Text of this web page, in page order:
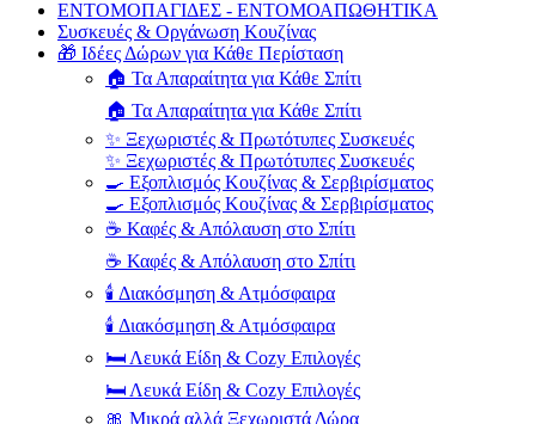
ΕΝΤΟΜΟΠΑΓΙΔΕΣ - ΕΝΤΟΜΟΑΠΩΘΗΤΙΚΑ
Συσκευές & Οργάνωση Κουζίνας
🎁 Ιδέες Δώρων για Κάθε Περίσταση
🏠 Τα Απαραίτητα για Κάθε Σπίτι
🏠 Τα Απαραίτητα για Κάθε Σπίτι
✨ Ξεχωριστές & Πρωτότυπες Συσκευές
✨ Ξεχωριστές & Πρωτότυπες Συσκευές
🍳 Εξοπλισμός Κουζίνας & Σερβιρίσματος
🍳 Εξοπλισμός Κουζίνας & Σερβιρίσματος
☕ Καφές & Απόλαυση στο Σπίτι
☕ Καφές & Απόλαυση στο Σπίτι
🕯️ Διακόσμηση & Ατμόσφαιρα
🕯️ Διακόσμηση & Ατμόσφαιρα
🛏️ Λευκά Είδη & Cozy Επιλογές
🛏️ Λευκά Είδη & Cozy Επιλογές
🎀 Μικρά αλλά Ξεχωριστά Δώρα